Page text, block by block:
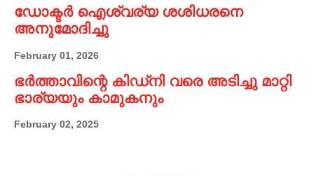
ഡോക്ടർ ഐശ്വര്യ ശശിധരനെ
അനുമോദിച്ചു
February 01, 2026
ഭർത്താവിന്റെ കിഡ്നി വരെ അടിച്ചു മാറ്റി
ഭാര്യയും കാമുകനും
February 02, 2025